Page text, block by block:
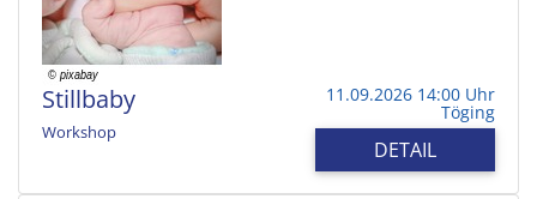
Stillbaby
Workshop
11.09.2026 14:00 Uhr
Töging
DETAIL